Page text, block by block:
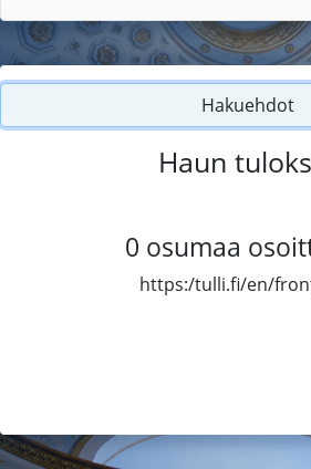
Hakuehdot
Haun
0 osumaa
https:/tulli.fi/en/